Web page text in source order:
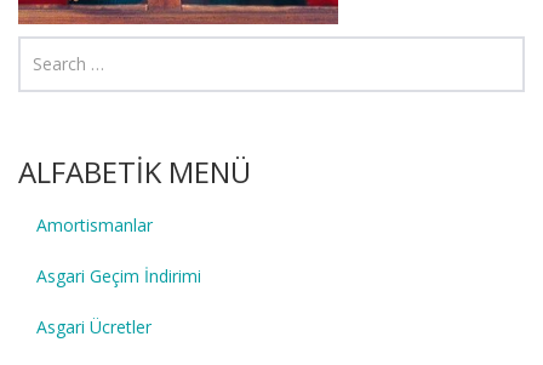
ALFABETİK MENÜ
Amortismanlar
Asgari Geçim İndirimi
Asgari Ücretler